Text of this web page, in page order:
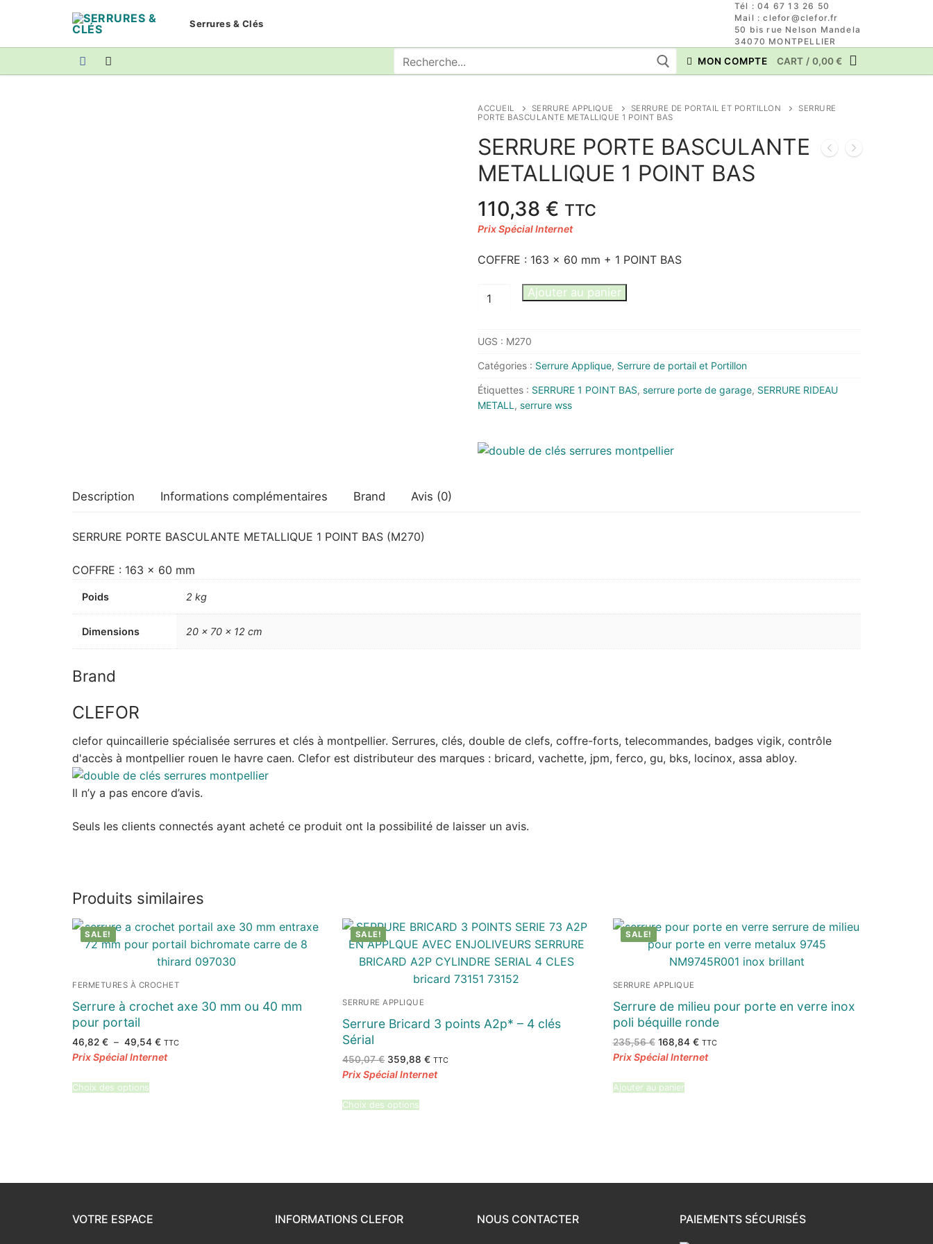
Serrures & Clés
Tél : 04 67 13 26 50
Mail : clefor@clefor.fr
50 bis rue Nelson Mandela
34070 MONTPELLIER
Rechercher
:
MON COMPTE CART / 0,00€
ACCUEIL SERRURE APPLIQUE SERRURE DE PORTAIL ET PORTILLON
SERRURE
PORTE BASCULANTE METALLIQUE 1 POINT BAS
SERRURE PORTE BASCULANTE
METALLIQUE 1 POINT BAS
110,38 € TTC
COFFRE : 163 x 60 mm + 1 POINT BAS
quantité
PORTE
BASCULANTE
1
POINT
Ajouter au panier
UGS : M270
Catégories : Serrure Applique, Serrure de portail et Portillon
Étiquettes : SERRURE 1 POINT BAS, serrure porte de garage, SERRURE RIDEAU
METALL , serrure wss
Description Informations complémentaires Brand Avis (0)
SERRURE PORTE BASCULANTE METALLIQUE 1 POINT BAS (M270)
COFFRE : 163 x 60 mm
Poids 2 kg
Dimensions 20 × 70 × 12 cm
Brand
CLEFOR
clefor quincaillerie spécialisée serrures et clés à montpellier. Serrures, clés, double de clefs, coffre-forts, telecommandes, badges vigik, contrôle
d'accès à montpellier rouen le havre caen. Clefor est distributeur des marques : bricard, vachette, jpm, ferco, gu, bks, locinox, assa abloy.
Il n’y a pas encore d’avis.
Seuls les clients connectés ayant acheté ce produit ont la possibilité de laisser un avis.
Produits similaires
SALE!
FERMETURES À CROCHET
Serrure à crochet axe 30 mm ou 40 mm
pour portail
46,82 € – 49,54 €Plage
prix :
TTC
Choix des options
SALE!
SERRURE APPLIQUE
Serrure Bricard 3 points A2p* – 4 clés
Sérial
450,07€ Le
initial
359,88€Le
actuel
TTC
Choix des options
SALE!
SERRURE APPLIQUE
Serrure de milieu pour porte en verre inox
poli béquille ronde
235,56€ Le
initial
168,84 €Le
actuel
TTC
Ajouter au panier
VOTRE ESPACE INFORMATIONS CLEFOR NOUS CONTACTER PAIEMENTS SÉCURISÉS